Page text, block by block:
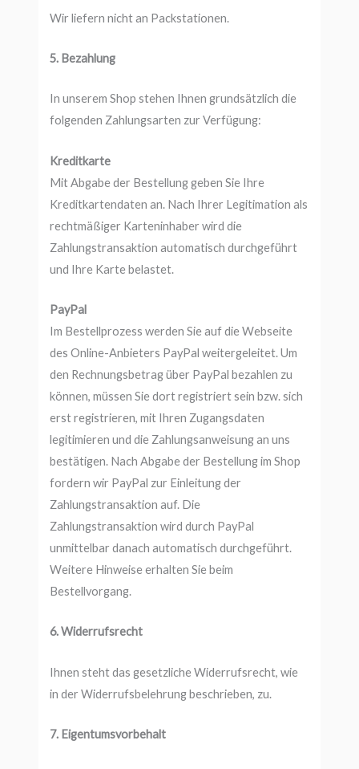
Wir liefern nicht an Packstationen.
5. Bezahlung
In unserem Shop stehen Ihnen grundsätzlich die
folgenden Zahlungsarten zur Verfügung:
Kreditkarte
Mit Abgabe der Bestellung geben Sie Ihre
Kreditkartendaten an. Nach Ihrer Legitimation als
rechtmäßiger Karteninhaber wird die
Zahlungstransaktion automatisch durchgeführt
und Ihre Karte belastet.
PayPal
Im Bestellprozess werden Sie auf die Webseite
des Online-Anbieters PayPal weitergeleitet. Um
den Rechnungsbetrag über PayPal bezahlen zu
können, müssen Sie dort registriert sein bzw. sich
erst registrieren, mit Ihren Zugangsdaten
legitimieren und die Zahlungsanweisung an uns
bestätigen. Nach Abgabe der Bestellung im Shop
fordern wir PayPal zur Einleitung der
Zahlungstransaktion auf. Die
Zahlungstransaktion wird durch PayPal
unmittelbar danach automatisch durchgeführt.
Weitere Hinweise erhalten Sie beim
Bestellvorgang.
6. Widerrufsrecht
Ihnen steht das gesetzliche Widerrufsrecht, wie
in der Widerrufsbelehrung beschrieben, zu.
7. Eigentumsvorbehalt